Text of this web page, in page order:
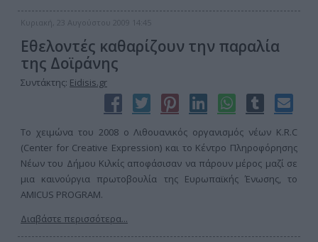
Κυριακή, 23 Αυγούστου 2009 14:45
Εθελοντές καθαρίζουν την παραλία
της Δοϊράνης
Συντάκτης: Eidisis.gr
Το χειμώνα του 2008 ο Λιθουανικός οργανισμός νέων K.R.C
(Center for Creative Expression) και το Κέντρο Πληροφόρησης
Νέων του Δήμου Κιλκίς αποφάσισαν να πάρουν μέρος μαζί σε
μια καινούργια πρωτοβουλία της Ευρωπαϊκής Ένωσης, το
AMICUS PROGRAM.
Διαβάστε περισσότερα...